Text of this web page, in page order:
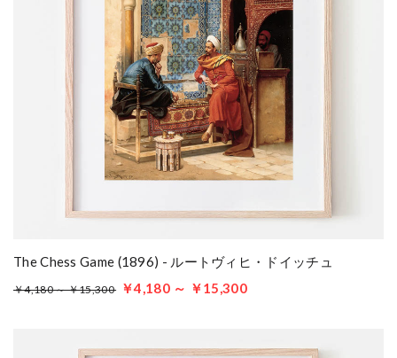
The Chess Game (1896) - ルートヴィヒ・ドイッチュ
￥4,180 ～ ￥15,300 ￥4,180 ～ ￥15,300